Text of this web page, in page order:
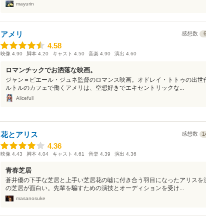
mayurin
アメリ 感想数 6
4.58
4.58
映像 4.90 脚本 4.20 キャスト 4.50 音楽 4.90 演出 4.60
ロマンチックでお洒落な映画。
ジャン＝ピエール・ジュネ監督のロマンス映画。オドレイ・トトゥの出世
ルトルのカフェで働くアメリは、空想好きでエキセントリックな...
Alicefull
花とアリス 感想数
4.36
4.36
映像 4.43 脚本 4.04 キャスト 4.61 音楽 4.39 演出 4.36
青春芝居
蒼井優の下手な芝居と上手い芝居花の嘘に付き合う羽目になったアリスを
の芝居が面白い。先輩を騙すための演技とオーディションを受け...
masanosuke